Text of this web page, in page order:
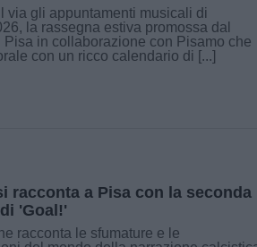
via gli appuntamenti musicali di
la rassegna estiva promossa dal
Pisa in collaborazione con Pisamo che
con un ricco calendario di [...]
racconta a Pisa con la seconda
'Goal!'
racconta le sfumature e le